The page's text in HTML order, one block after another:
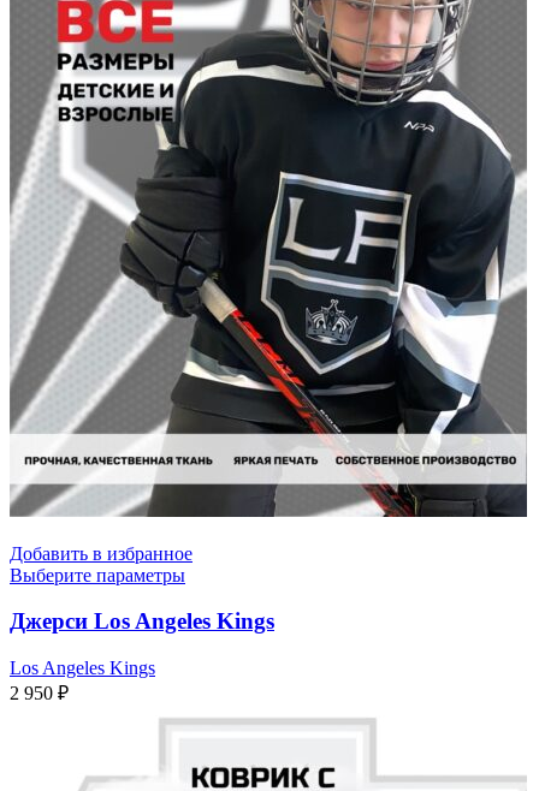
Добавить в избранное
Выберите параметры
Джерси Los Angeles Kings
Los Angeles Kings
2 950 ₽